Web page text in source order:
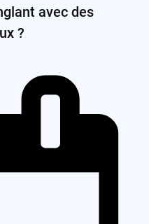
avec des
?